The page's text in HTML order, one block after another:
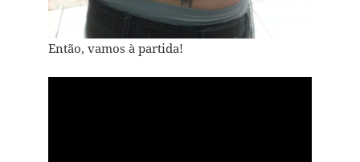
Então, vamos à partida!